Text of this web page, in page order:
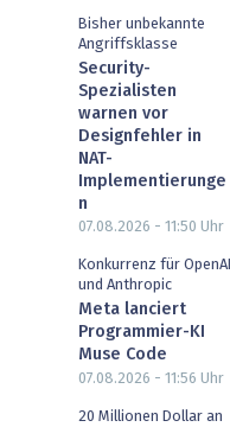
AV & Digital Signage
Bisher unbekannte
Angriffsklasse
Security-
Spezialisten
warnen vor
Designfehler in
NAT-
Implementierunge
n
07.08.2026 - 11:50 Uhr
Konkurrenz für OpenAI
und Anthropic
Meta lanciert
Programmier-KI
Muse Code
07.08.2026 - 11:56 Uhr
20 Millionen Dollar an